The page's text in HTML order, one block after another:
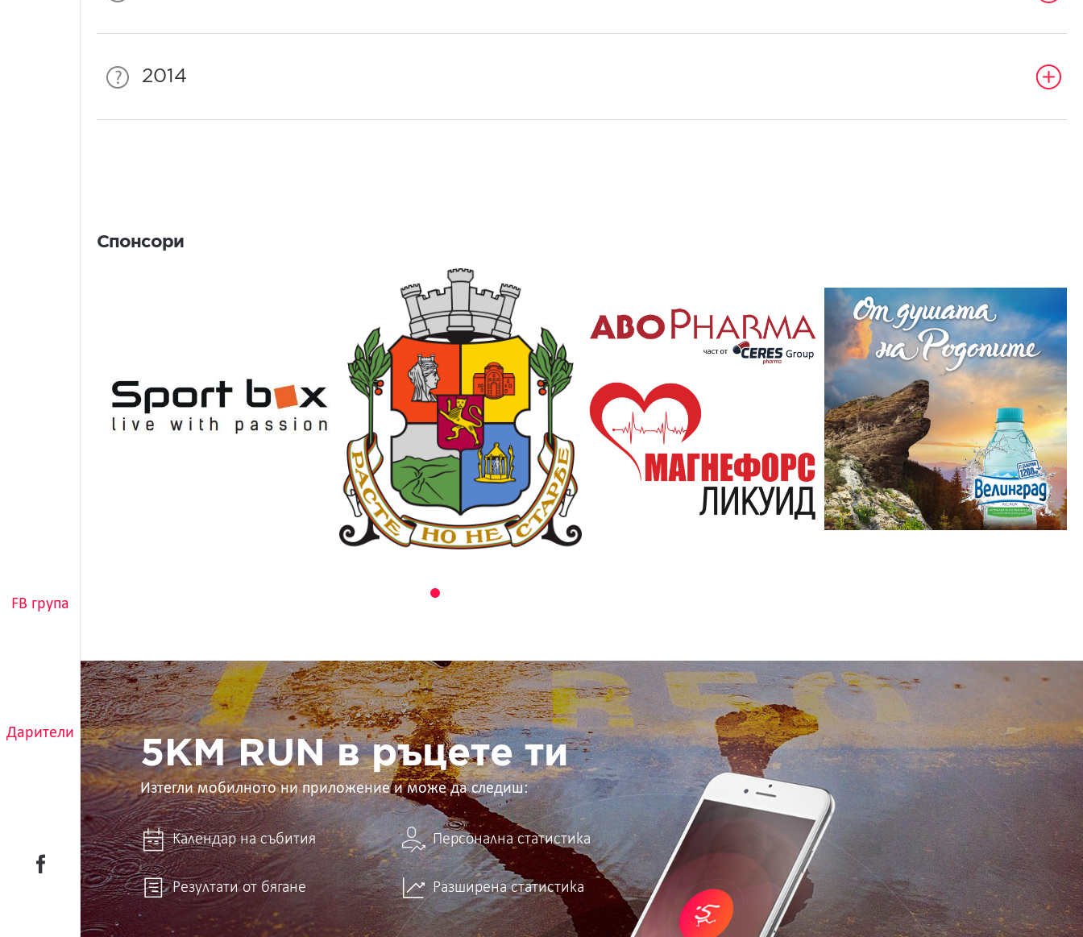
FB група
Дарители
2014
Спонсори
5KM
RUN
в
ръцете
ти
5KM RUN в ръцете ти
Изтегли мобилното ни приложение и може да следиш:
Календар на събития Персонална статистика
Резултати от бягане Разширена статистика